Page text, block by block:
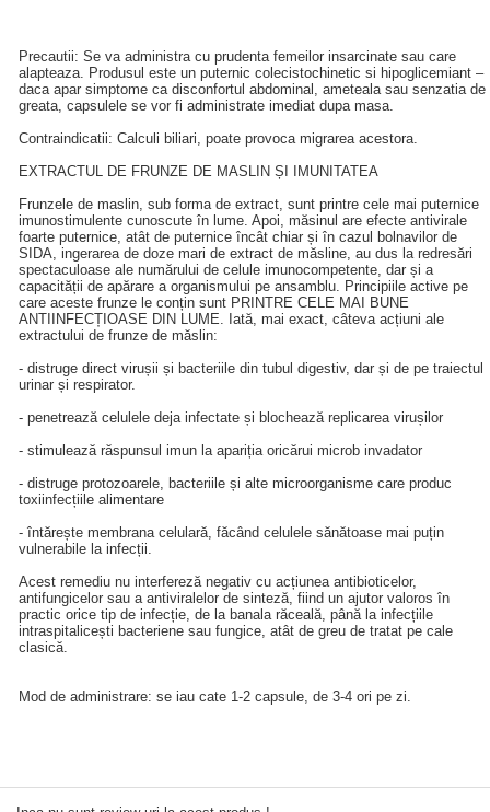
Precautii: Se va administra cu prudenta femeilor insarcinate sau care
alapteaza. Produsul este un puternic colecistochinetic si hipoglicemiant –
daca apar simptome ca disconfortul abdominal, ameteala sau senzatia de
greata, capsulele se vor fi administrate imediat dupa masa.
Contraindicatii: Calculi biliari, poate provoca migrarea acestora.
EXTRACTUL DE FRUNZE DE MASLIN ȘI IMUNITATEA
Frunzele de maslin, sub forma de extract, sunt printre cele mai puternice
imunostimulente cunoscute în lume. Apoi, măsinul are efecte antivirale
foarte puternice, atât de puternice încât chiar și în cazul bolnavilor de
SIDA, ingerarea de doze mari de extract de măsline, au dus la redresări
spectaculoase ale numărului de celule imunocompetente, dar și a
capacității de apărare a organismului pe ansamblu. Principiile active pe
care aceste frunze le conțin sunt PRINTRE CELE MAI BUNE
ANTIINFECȚIOASE DIN LUME. Iată, mai exact, câteva acțiuni ale
extractului de frunze de măslin:
- distruge direct virușii și bacteriile din tubul digestiv, dar și de pe traiectul
urinar și respirator.
- penetrează celulele deja infectate și blochează replicarea virușilor
- stimulează răspunsul imun la apariția oricărui microb invadator
- distruge protozoarele, bacteriile și alte microorganisme care produc
toxiinfecțiile alimentare
- întărește membrana celulară, făcând celulele sănătoase mai puțin
vulnerabile la infecții.
Acest remediu nu interfereză negativ cu acțiunea antibioticelor,
antifungicelor sau a antiviralelor de sinteză, fiind un ajutor valoros în
practic orice tip de infecție, de la banala răceală, până la infecțiile
intraspitalicești bacteriene sau fungice, atât de greu de tratat pe cale
clasică.
Mod de administrare: se iau cate 1-2 capsule, de 3-4 ori pe zi.